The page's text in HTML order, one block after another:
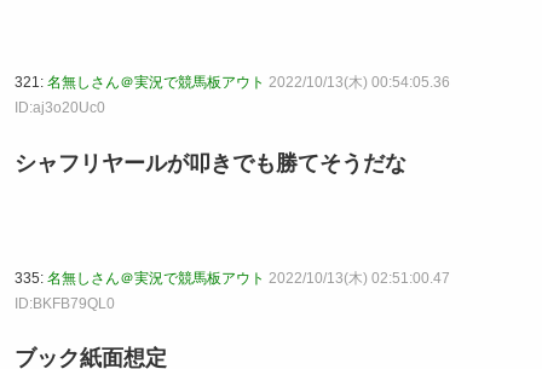
321: 名無しさん＠実況で競馬板アウト 2022/10/13(木) 00:54:05.36
ID:aj3o20Uc0
シャフリヤールが叩きでも勝てそうだな
335: 名無しさん＠実況で競馬板アウト 2022/10/13(木) 02:51:00.47
ID:BKFB79QL0
ブック紙面想定